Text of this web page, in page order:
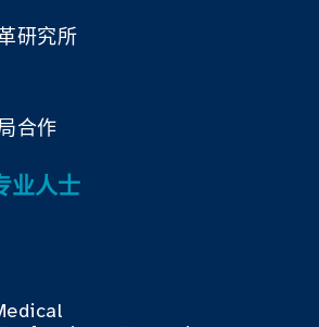
研究所
合作
业人士